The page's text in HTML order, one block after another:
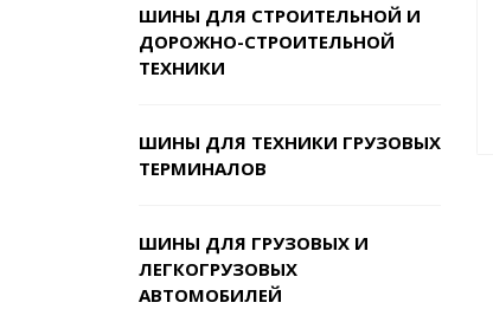
ШИНЫ ДЛЯ СТРОИТЕЛЬНОЙ И
ДОРОЖНО-СТРОИТЕЛЬНОЙ
ТЕХНИКИ
ШИНЫ ДЛЯ ТЕХНИКИ ГРУЗОВЫХ
ТЕРМИНАЛОВ
ШИНЫ ДЛЯ ГРУЗОВЫХ И
ЛЕГКОГРУЗОВЫХ
АВТОМОБИЛЕЙ